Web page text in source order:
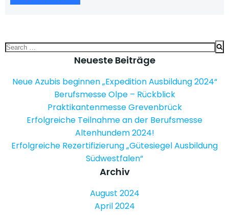
Search
Neueste Beiträge
Neue Azubis beginnen „Expedition Ausbildung 2024“
Berufsmesse Olpe – Rückblick
Praktikantenmesse Grevenbrück
Erfolgreiche Teilnahme an der Berufsmesse
Altenhundem 2024!
Erfolgreiche Rezertifizierung „Gütesiegel Ausbildung
Südwestfalen“
Archiv
August 2024
April 2024